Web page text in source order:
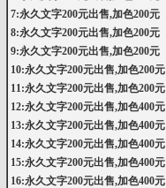
7:永久文字200元出售,加色200元
8:永久文字200元出售,加色200元
9:永久文字200元出售,加色200元
10:永久文字200元出售,加色200元
11:永久文字200元出售,加色200元
12:永久文字200元出售,加色400元
13:永久文字200元出售,加色400元
14:永久文字200元出售,加色400元
15:永久文字200元出售,加色400元
16:永久文字200元出售,加色400元